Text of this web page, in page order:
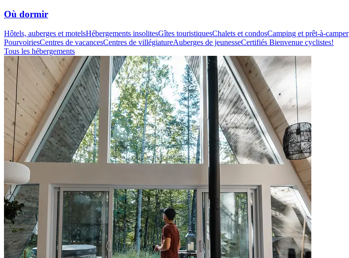
Où dormir
Hôtels, auberges et motelsHébergements insolitesGîtes touristiquesChalets et condosCamping et prêt-à-camper
PourvoiriesCentres de vacancesCentres de villégiatureAuberges de jeunesseCertifiés Bienvenue cyclistes!
Tous les hébergements